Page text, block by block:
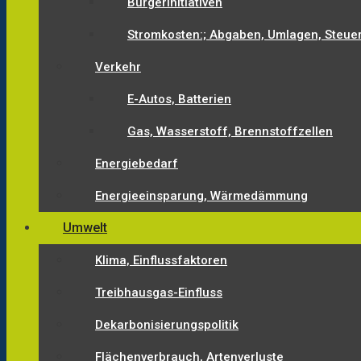
Stromkosten:; Abgaben, Umlagen,
Verkehr
E-Autos, Batterien
Gas, Wasserstoff, Brennstoffzellen
Energiebedarf
Energieeinsparung, Wärmedämmung
Umwelt
Klima, Einflussfaktoren
Treibhausgas-Einfluss
Dekarbonisierungspolitik
Flächenverbrauch, Artenverluste